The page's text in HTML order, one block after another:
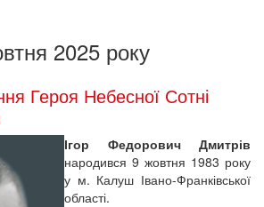
2025 року
Героя Небесної Сотні
Ігор Федорович Дмитрів
народився 9 жовтня 1983 року
у м. Калуш Івано-Франківської
області.